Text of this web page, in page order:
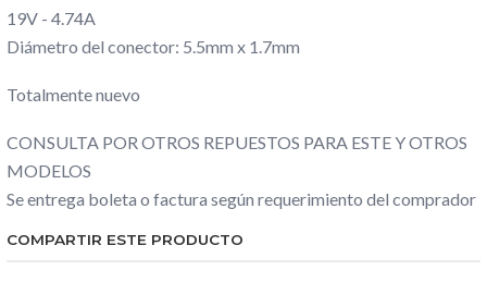
19V - 4.74A
Diámetro del conector: 5.5mm x 1.7mm
Totalmente nuevo
CONSULTA POR OTROS REPUESTOS PARA ESTE Y OTROS
MODELOS
Se entrega boleta o factura según requerimiento del comprador
COMPARTIR ESTE PRODUCTO